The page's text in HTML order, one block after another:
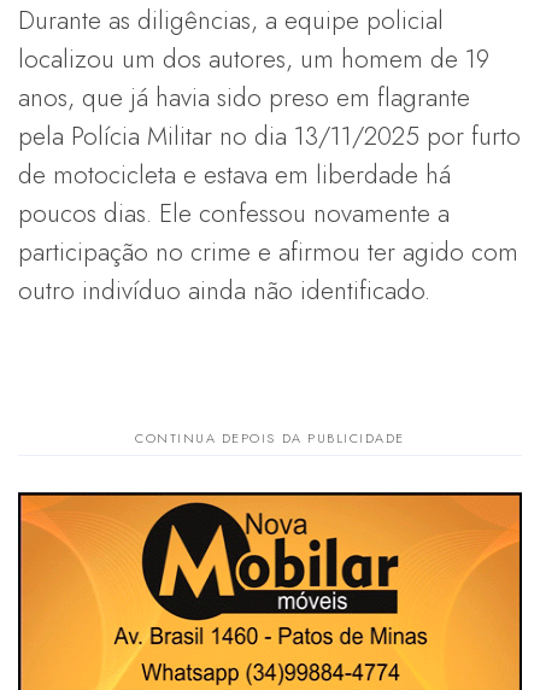
Durante as diligências, a equipe policial
localizou um dos autores, um homem de 19
anos, que já havia sido preso em flagrante
pela Polícia Militar no dia 13/11/2025 por furto
de motocicleta e estava em liberdade há
poucos dias. Ele confessou novamente a
participação no crime e afirmou ter agido com
outro indivíduo ainda não identificado.